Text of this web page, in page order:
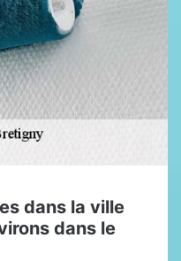
dans la ville
dans le